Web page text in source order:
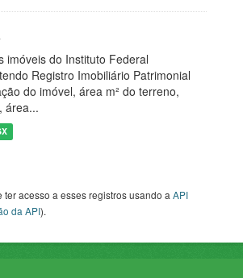
imóveis do Instituto Federal
Registro Imobiliário Patrimonial
do imóvel, área m² do terreno,
área...
ter acesso a esses registros usando aAPI
da API).